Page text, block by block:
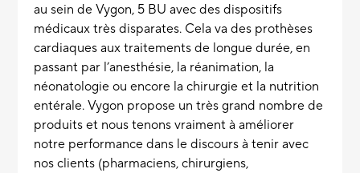
au sein de Vygon, 5 BU avec des dispositifs
médicaux très disparates. Cela va des prothèses
cardiaques aux traitements de longue durée, en
passant par l’anesthésie, la réanimation, la
néonatologie ou encore la chirurgie et la nutrition
entérale. Vygon propose un très grand nombre de
produits et nous tenons vraiment à améliorer
notre performance dans le discours à tenir avec
nos clients (pharmaciens, chirurgiens,